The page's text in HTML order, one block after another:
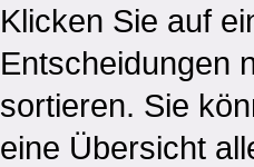
Klicken Sie auf
Entscheidungen
sortieren. Sie
eine Übersicht